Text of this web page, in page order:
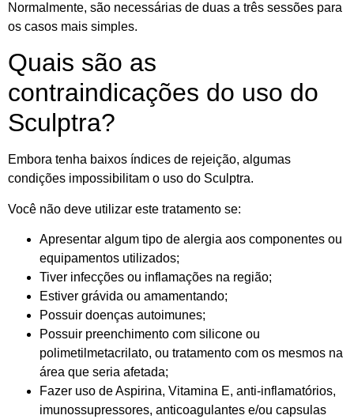
Normalmente, são necessárias de duas a três sessões para
os casos mais simples.
Quais são as
contraindicações do uso do
Sculptra?
Embora tenha baixos índices de rejeição, algumas
condições impossibilitam o uso do Sculptra.
Você não deve utilizar este tratamento se:
Apresentar algum tipo de alergia aos componentes ou
equipamentos utilizados;
Tiver infecções ou inflamações na região;
Estiver grávida ou amamentando;
Possuir doenças autoimunes;
Possuir preenchimento com silicone ou
polimetilmetacrilato, ou tratamento com os mesmos na
área que seria afetada;
Fazer uso de Aspirina, Vitamina E, anti-inflamatórios,
imunossupressores, anticoagulantes e/ou capsulas